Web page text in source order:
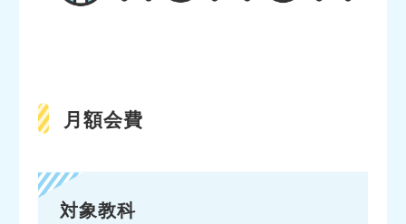
月額会費
対象教科